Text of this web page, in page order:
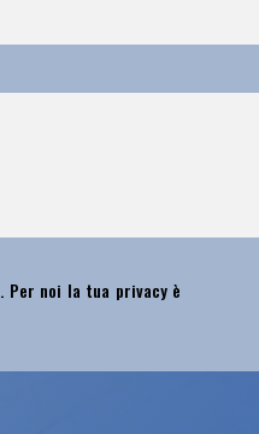
noi la tua privacy è